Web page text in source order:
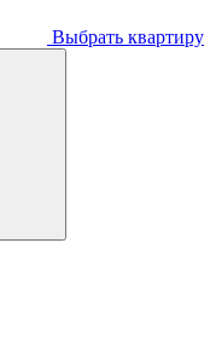
Выбрать квартиру